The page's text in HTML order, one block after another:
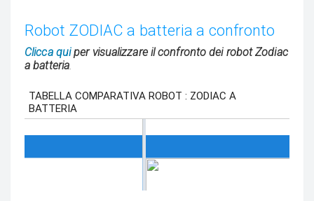
Robot ZODIAC a batteria a confronto
Clicca quiper visualizzare il confronto dei robot Zodiac
a batteria